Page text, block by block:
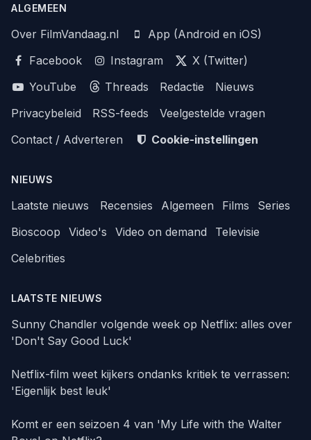
ALGEMEEN
Over FilmVandaag.nl
App (Android en iOS)
Facebook
Instagram
X (Twitter)
YouTube
Threads Redactie
Nieuws
Privacybeleid
RSS-feeds
Veelgestelde vragen
Contact / Adverteren
Cookie-instellingen
NIEUWS
Laatste nieuws Recensies Algemeen Films
Series
Bioscoop
Video's Video on demand
Televisie
Celebrities
LAATSTE NIEUWS
Sunny Chandler volgende week op Netflix: alles over
'Don't Say Good Luck'
Netflix-film weet kijkers ondanks kritiek te verrassen:
'Eigenlijk best leuk'
Komt er een seizoen 4 van 'My Life with the Walter